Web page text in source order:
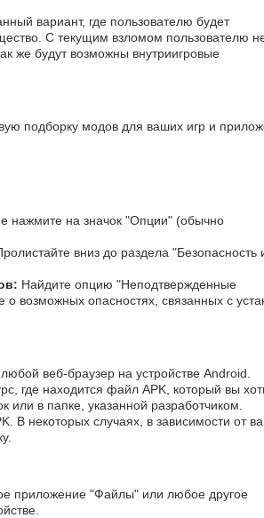
вариант, где пользователю будет
С текущим взломом пользователю
же будут возможны внутриигровые
подборку модов для ваших игр и
нажмите на значок "Опции" (обычно
вниз до раздела "Безопасность
Найдите опцию "Неподтвержденные
возможных опасностях, связанных с
веб-браузер на устройстве Android.
где находится файл APK, который вы
или в папке, указанной разработчиком.
В некоторых случаях, в зависимости от
приложение "Файлы" или любое другое